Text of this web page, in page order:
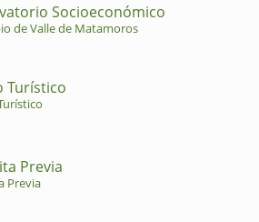
Socioeconómico
de Valle de Matamoros
Turístico
Previa
Previa